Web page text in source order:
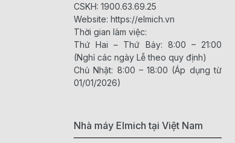
CSKH: 1900.63.69.25
Website: https://elmich.vn
Thời gian làm việc:
Thứ Hai – Thứ Bảy: 8:00 – 21:00
(Nghỉ các ngày Lễ theo quy định)
Chủ Nhật: 8:00 – 18:00 (Áp dụng từ
01/01/2026)
Nhà máy Elmich tại Việt Nam